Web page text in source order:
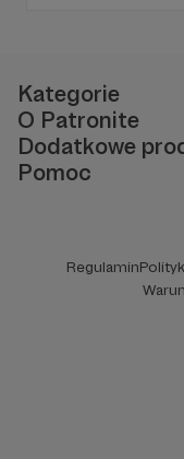
Kategorie
O Patronite
Dodatkowe
Pomoc
Regulamin